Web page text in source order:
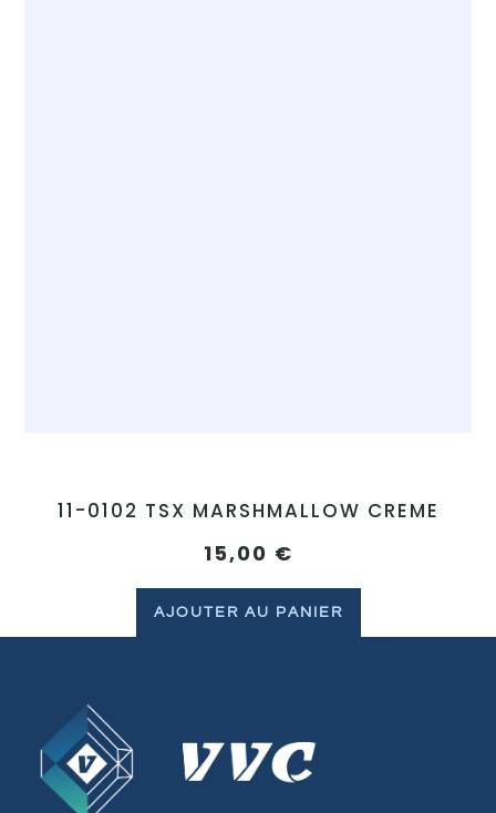
11-0102 TSX MARSHMALLOW CREME
15,00 €
AJOUTER AU PANIER